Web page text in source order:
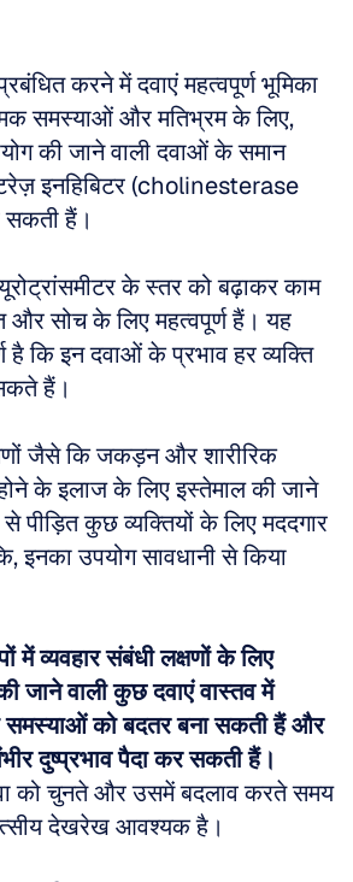
करने में दवाएं महत्वपूर्ण भूमिका
समस्याओं और मतिभ्रम के लिए,
की जाने वाली दवाओं के समान
इनहिबिटर (cholinesterase
हैं।
के स्तर को बढ़ाकर काम
और सोच के लिए महत्वपूर्ण हैं। यह
है कि इन दवाओं के प्रभाव हर व्यक्ति
हैं।
जैसे कि जकड़न और शारीरिक
होने के इलाज के लिए इस्तेमाल की जाने
पीड़ित कुछ व्यक्तियों के लिए मददगार
इनका उपयोग सावधानी से किया
में व्यवहार संबंधी लक्षणों के लिए
जाने वाली कुछ दवाएं वास्तव में
समस्याओं को बदतर बना सकती हैं और
दुष्प्रभाव पैदा कर सकती हैं।
को चुनते और उसमें बदलाव करते समय
देखरेख आवश्यक है।